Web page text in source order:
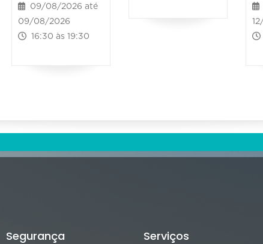
09/08/2026 até
09/08/2026
16:30 às 19:30
Segurança Serviços